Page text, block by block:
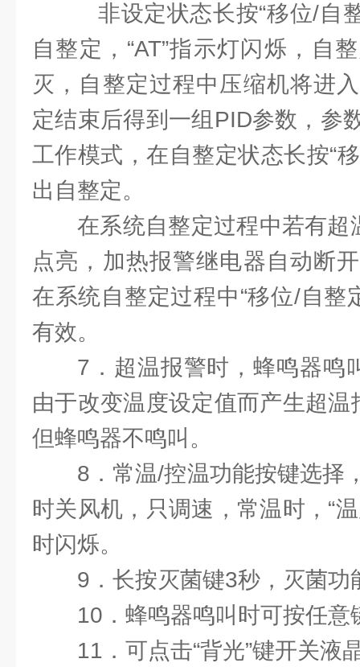
非设定状态长按“移位/自
自整定，“AT”指示灯闪烁，自
灭，自整定过程中压缩机将进
定结束后得到一组PID参数，参
工作模式，在自整定状态长按“
出自整定。
在系统自整定过程中若有超
点亮，加热报警继电器自动断
在系统自整定过程中“移位/自整
有效。
7．超温报警时，蜂鸣器鸣
由于改变温度设定值而产生超温
但蜂鸣器不鸣叫。
8．常温/控温功能按键选择
时关风机，只调速，常温时，“
时闪烁。
9．长按灭菌键3秒，灭菌功
10．蜂鸣器鸣叫时可按任意
11．可点击“背光”键开关液